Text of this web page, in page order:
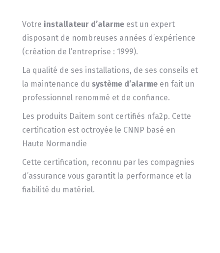
Votre installateur d’alarmeest un expert
disposant de nombreuses années d’expérience
(création de l’entreprise : 1999).
La qualité de ses installations, de ses conseils et
la maintenance du système d’alarmeen fait un
professionnel renommé et de confiance.
Les produits Daitem sont certifiés nfa2p. Cette
certification est octroyée le CNNP basé en
Haute Normandie
Cette certification, reconnu par les compagnies
d’assurance vous garantit la performance et la
fiabilité du matériel.